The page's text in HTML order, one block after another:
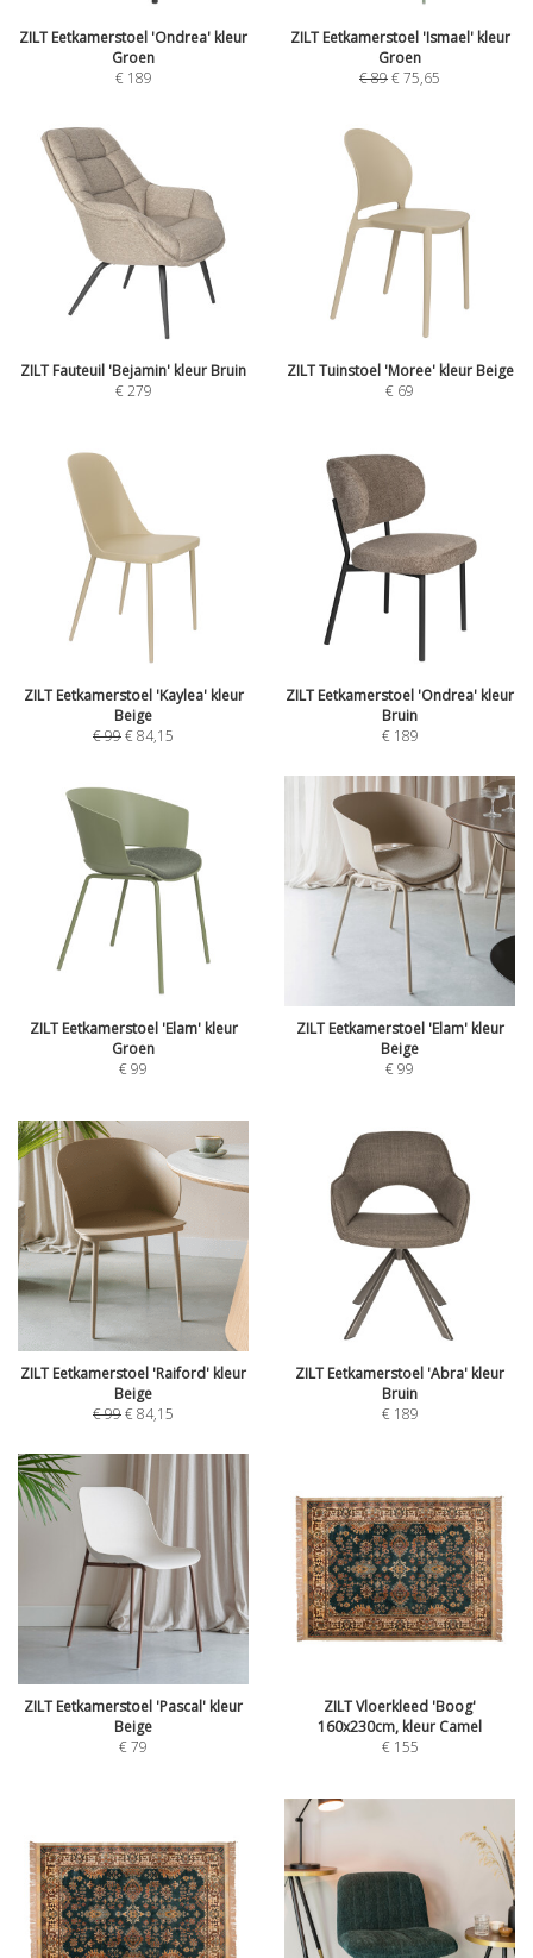
ZILT Eetkamerstoel 'Ondrea' kleur
Groen
€ 189
ZILT Eetkamerstoel 'Ismael' kleur
Groen
€89€75,65
ZILT Fauteuil 'Bejamin' kleur Bruin
€279
ZILT Tuinstoel 'Moree' kleur Beige
€ 69
ZILT Eetkamerstoel 'Kaylea' kleur
Beige
€99€84,15
ZILT Eetkamerstoel 'Ondrea' kleur
Bruin
€ 189
ZILT Eetkamerstoel 'Elam' kleur
Groen
€99
ZILT Eetkamerstoel 'Elam' kleur
Beige
€99
ZILT Eetkamerstoel 'Raiford' kleur
Beige
€99€84,15
ZILT Eetkamerstoel 'Abra' kleur
Bruin
€ 189
ZILT Eetkamerstoel 'Pascal' kleur
Beige
€79
ZILT Vloerkleed 'Boog'
160x230cm, kleur Camel
€ 155